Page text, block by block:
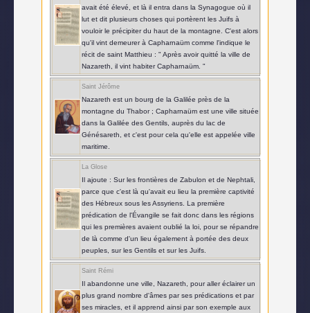
avait été élevé, et là il entra dans la Synagogue où il
lut et dit plusieurs choses qui portèrent les Juifs à
vouloir le précipiter du haut de la montagne. C'est alors
qu'il vint demeurer à Capharnaüm comme l'indique le
récit de saint Matthieu : " Après avoir quitté la ville de
Nazareth, il vint habiter Capharnaüm. "
Saint Jérôme
Nazareth est un bourg de la Galilée près de la
montagne du Thabor ; Capharnaüm est une ville située
dans la Galilée des Gentils, auprès du lac de
Génésareth, et c'est pour cela qu'elle est appelée ville
maritime.
La Glose
Il ajoute : Sur les frontières de Zabulon et de Nephtali,
parce que c'est là qu'avait eu lieu la première captivité
des Hébreux sous les Assyriens. La première
prédication de l'Évangile se fait donc dans les régions
qui les premières avaient oublié la loi, pour se répandre
de là comme d'un lieu également à portée des deux
peuples, sur les Gentils et sur les Juifs.
Saint Rémi
Il abandonne une ville, Nazareth, pour aller éclairer un
plus grand nombre d'âmes par ses prédications et par
ses miracles, et il apprend ainsi par son exemple aux